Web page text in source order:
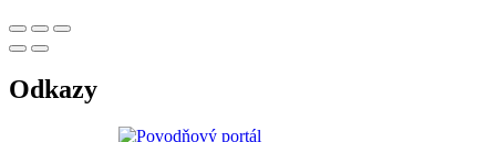
Odkazy